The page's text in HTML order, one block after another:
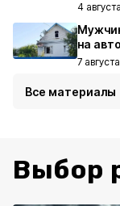
4
на
7
Все материалы
Выбор